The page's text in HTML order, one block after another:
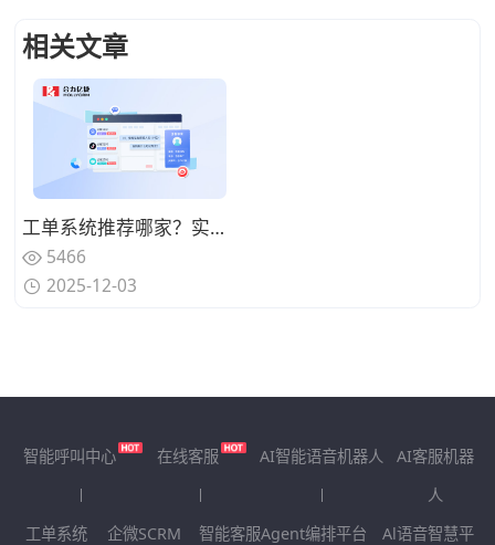
相关文章
工单系统推荐哪家？实现与CRM/ERP深度集成的厂商盘点
5466
2025-12-03
智能呼叫中心 在线客服 AI智能语音机器人
AI客服机器
人
工单系统
企微SCRM 智能客服Agent编排平台
Al语音智慧平